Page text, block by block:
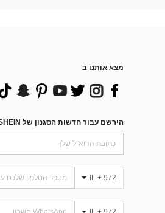
מצא אותנו ב
הירשם עבור חדשות הסגנון של SHEIN
IL + 972